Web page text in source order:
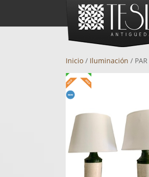
Inicio / Iluminación /